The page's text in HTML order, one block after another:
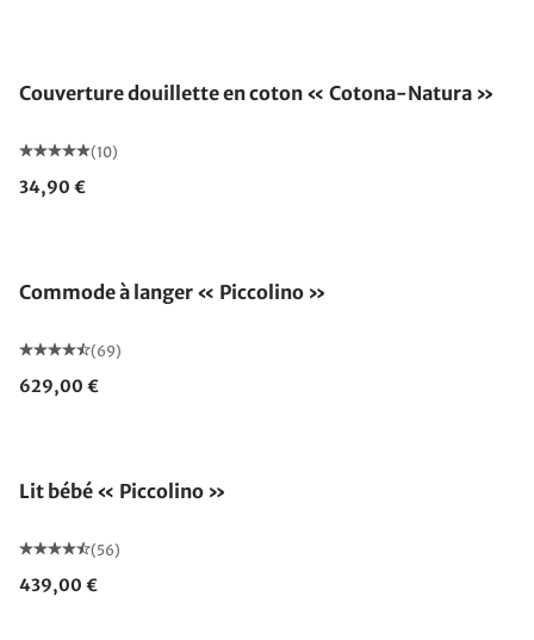
Couverture douillette en coton « Cotona-Natura »
(10)
34,90 €
Commode à langer « Piccolino »
(69)
629,00 €
Lit bébé « Piccolino »
(56)
439,00 €